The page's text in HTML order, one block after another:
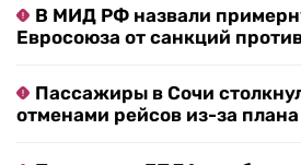
В МИД РФ назвали
Евросоюза от санкций
Пассажиры в Сочи
отменами рейсов из-за